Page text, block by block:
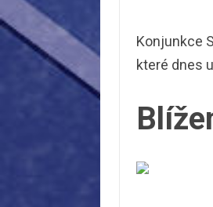
Konjunkce
které dnes